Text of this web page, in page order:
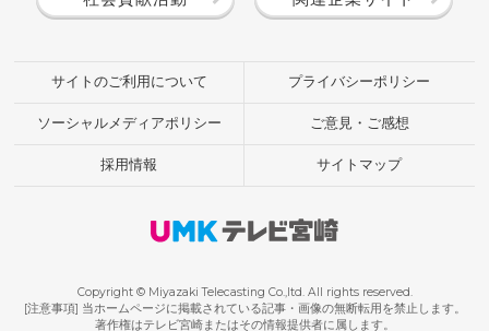
サイトのご利用について プライバシーポリシー
ソーシャルメディアポリシー ご意見・ご感想
採用情報 サイトマップ
Copyright © Miyazaki Telecasting Co.,ltd. All rights reserved.
[注意事項] 当ホームページに掲載されている記事・画像の無断転用を禁止します。
著作権はテレビ宮崎またはその情報提供者に属します。